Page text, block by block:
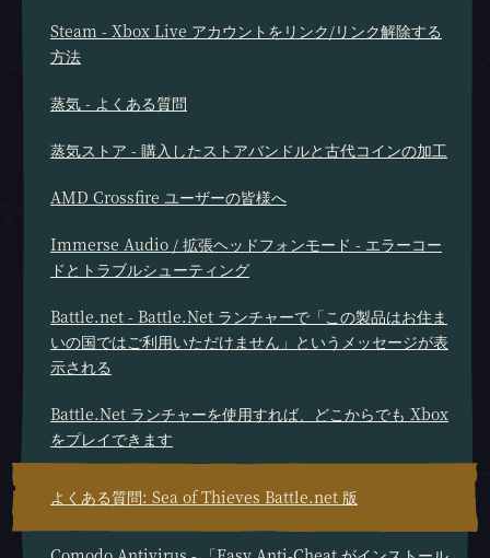
Steam - Xbox Live アカウントをリンク/リンク解除する
方法
蒸気 - よくある質問
蒸気ストア - 購入したストアバンドルと古代コインの加工
AMD Crossfire ユーザーの皆様へ
Immerse Audio / 拡張ヘッドフォンモード - エラーコー
ドとトラブルシューティング
Battle.net - Battle.Net ランチャーで「この製品はお住ま
いの国ではご利用いただけません」というメッセージが表
示される
Battle.Net ランチャーを使用すれば、どこからでも Xbox
をプレイできます
よくある質問: Sea of Thieves Battle.net 版